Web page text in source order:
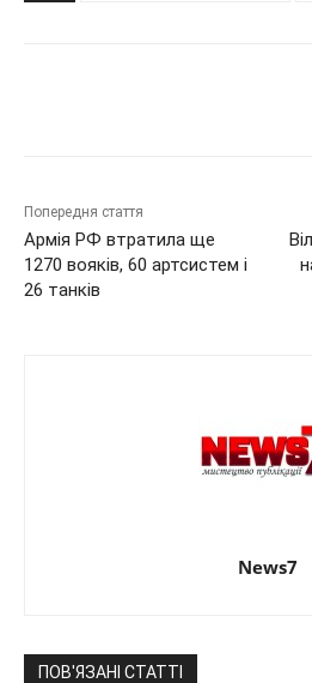
Попередня стаття
Армія РФ втратила ще
1270 вояків, 60 артсистем і
26 танків
News7
ПОВ'ЯЗАНІ СТАТТІ